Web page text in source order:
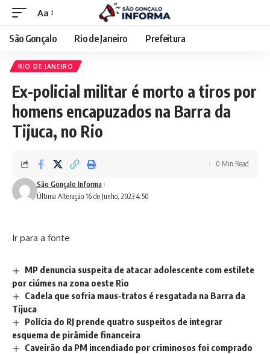
Aa
São Gonçalo Rio de Janeiro Prefeitura
RIO DE JANEIRO
Ex-policial militar é morto a tiros por
homens encapuzados na Barra da
Tijuca, no Rio
Última Alteração 16 de Junho, 2023 4:50
São Gonçalo Informa
0 Min Read
Ir para a fonte
MP denuncia suspeita de atacar adolescente com estilete
por ciúmes na zona oeste Rio
Cadela que sofria maus-tratos é resgatada na Barra da
Tijuca
Polícia do RJ prende quatro suspeitos de integrar
esquema de pirâmide financeira
Caveirão da PM incendiado por criminosos foi comprado